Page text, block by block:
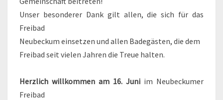
Unser besonderer Dank gilt allen, die sich für das
Freibad
Neubeckum einsetzen und allen Badegästen, die dem
Freibad seit vielen Jahren die Treue halten.
Herzlich willkommen am 16. Juni im Neubeckumer
Freibad